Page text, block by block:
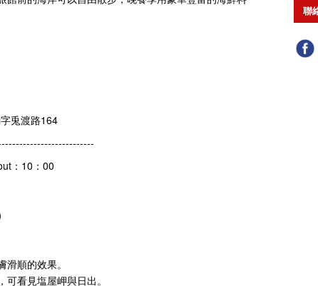
兎渡路164
：10：00
順的效果。
可看見塩屋岬與日出。
聯